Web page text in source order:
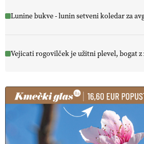
Lunine bukve - lunin setveni koledar za
Vejicati rogovilček je užitni plevel, bogat z